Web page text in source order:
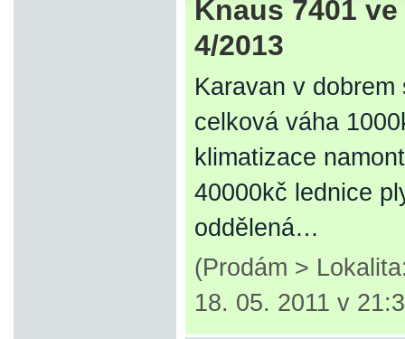
Knaus 7401
4/2013
Karavan v
celková váha
klimatizace
40000kč lednice
oddělená…
(Prodám >
18. 05. 2011 v